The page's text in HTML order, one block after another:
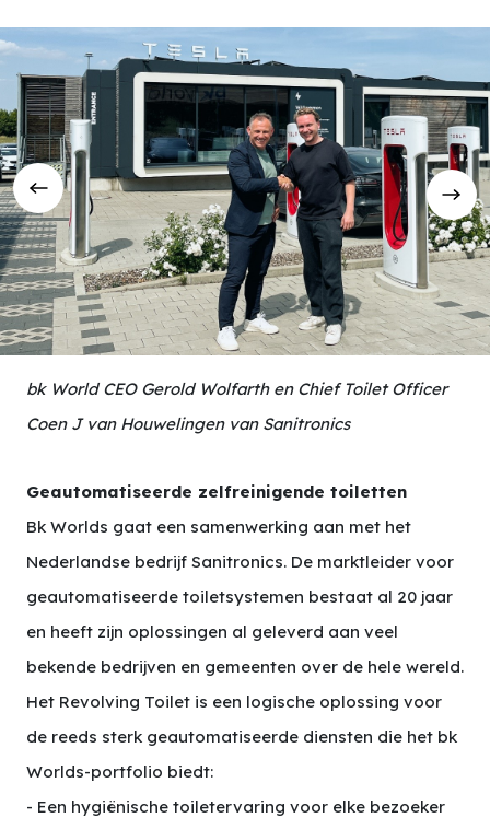
bk World CEO Gerold Wolfarth en Chief Toilet Officer
Coen J van Houwelingen van Sanitronics
Geautomatiseerde zelfreinigende toiletten
Bk Worlds gaat een samenwerking aan met het
Nederlandse bedrijf Sanitronics. De marktleider voor
geautomatiseerde toiletsystemen bestaat al 20 jaar
en heeft zijn oplossingen al geleverd aan veel
bekende bedrijven en gemeenten over de hele wereld.
Het Revolving Toilet is een logische oplossing voor
de reeds sterk geautomatiseerde diensten die het bk
Worlds-portfolio biedt:
- Een hygiënische toiletervaring voor elke bezoeker